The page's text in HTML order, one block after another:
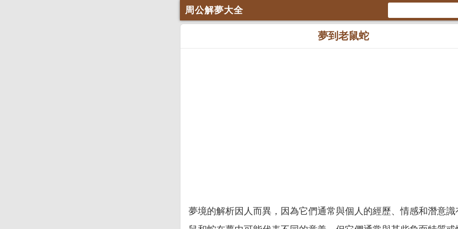
周公解夢大全
夢到老鼠蛇
夢境的解析因人而異，因為它們通常與個人的經歷、情感和潛意識